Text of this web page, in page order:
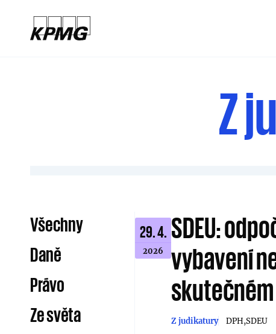
Z
Všechny
Daně
Právo
Ze světa
29. 4.
2026
SDEU:
vybavení
Z judikatury DPH SDEU